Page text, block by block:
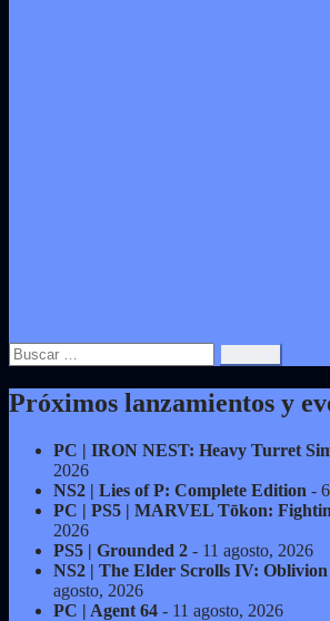
Buscar:
Próximos lanzamientos y
PC | IRON NEST: Heavy Turret
2026
NS2 | Lies of P: Complete Edition -
PC | PS5 | MARVEL Tōkon:
2026
PS5 | Grounded 2 - 11 agosto, 2026
NS2 | The Elder Scrolls IV: Oblivion
agosto, 2026
PC | Agent 64 - 11 agosto, 2026